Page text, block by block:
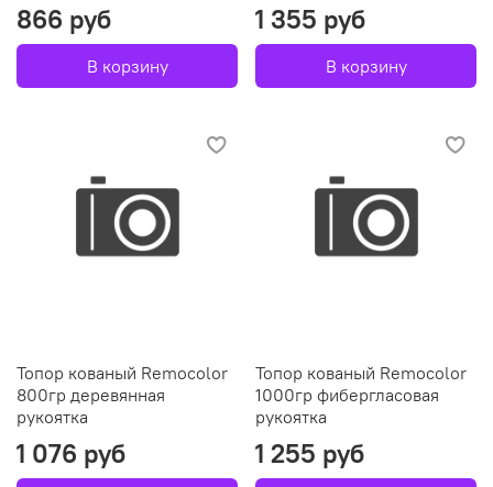
866 руб
В корзину
1 355 руб
В корзину
Топор кованый Remocolor
800гр деревянная
рукоятка
1 076 руб
Топор кованый Remocolor
1000гр фибергласовая
рукоятка
1 255 руб